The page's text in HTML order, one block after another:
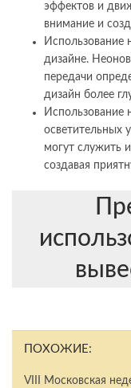
эффектов и
внимание и
Использование
дизайне.
передачи
дизайн более
Использование
осветительных
могут служить
создавая
ПОХОЖИЕ:
VIII Московская